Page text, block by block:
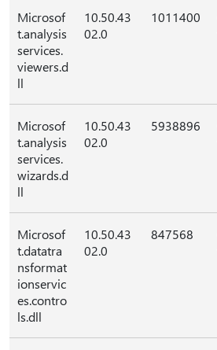
Microsof
t.analysis
services.
viewers.d
ll
10.50.43
02.0
1011400
Microsof
t.analysis
services.
wizards.d
ll
10.50.43
02.0
5938896
Microsof
t.datatra
nsformat
ionservic
es.contro
ls.dll
10.50.43
02.0
847568